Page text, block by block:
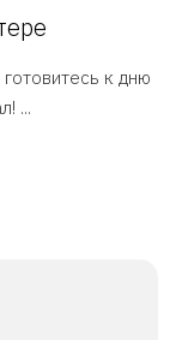
к дню
...